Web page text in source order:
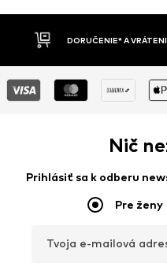
DORUČENIE* A
Nič
Prihlásiť sa k odberu
Pre ženy
Tvoja e-mailová